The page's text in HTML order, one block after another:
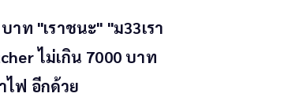
าท "เราชนะ" "ม33เรา
ไม่เกิน 7000 บาท
ไฟ อีกด้วย